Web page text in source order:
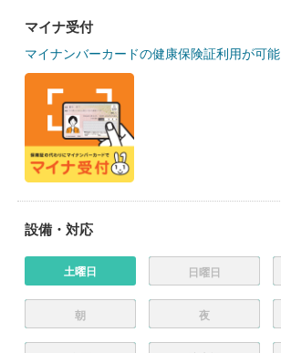
マイナ受付
マイナンバーカードの健康保険証利用が可能
設備・対応
土曜日 日曜日
朝 夜